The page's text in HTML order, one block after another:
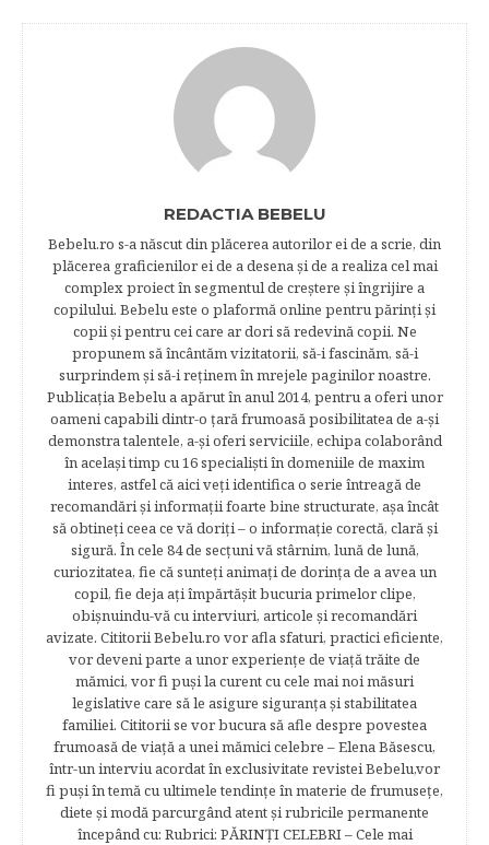
REDACTIA BEBELU
Bebelu.ro s-a născut din plăcerea autorilor ei de a scrie, din
plăcerea graficienilor ei de a desena şi de a realiza cel mai
complex proiect în segmentul de creştere şi îngrijire a
copilului. Bebelu este o plaformă online pentru părinţi şi
copii şi pentru cei care ar dori să redevină copii. Ne
propunem să încântăm vizitatorii, să-i fascinăm, să-i
surprindem şi să-i reţinem în mrejele paginilor noastre.​
Publicația Bebelu a apărut în anul 2014, pentru a oferi unor
oameni capabili dintr-o ţară frumoasă posibilitatea de a-şi
demonstra talentele, a-şi oferi serviciile, echipa colaborând
în acelaşi timp cu 16 specialişti în domeniile de maxim
interes, astfel că aici veţi identifica o serie întreagă de
recomandări şi informaţii foarte bine structurate, aşa încât
să obtineţi ceea ce vă doriţi – o informaţie corectă, clară şi
sigură. În cele 84 de secțuni vă stârnim, lună de lună,
curiozitatea, fie că sunteţi animaţi de dorinţa de a avea un
copil, fie deja aţi împărtăşit bucuria primelor clipe,
obişnuindu-vă cu interviuri, articole şi recomandări
avizate. Cititorii Bebelu.ro vor afla sfaturi, practici eficiente,
vor deveni parte a unor experienţe de viaţă trăite de
mămici, vor fi puşi la curent cu cele mai noi măsuri
legislative care să le asigure siguranţa şi stabilitatea
familiei. Cititorii se vor bucura să afle despre povestea
frumoasă de viață a unei mămici celebre – Elena Băsescu,
într-un interviu acordat în exclusivitate revistei Bebelu,vor
fi puşi în temă cu ultimele tendinţe în materie de frumuseţe,
diete şi modă parcurgând atent şi rubricile permanente
începând cu: Rubrici: PĂRINŢI CELEBRI – Cele mai